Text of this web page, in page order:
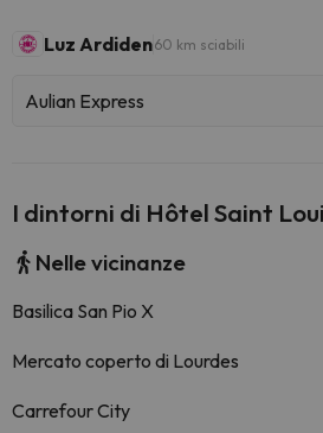
Luz Ardiden60 km sciabili
Aulian Express
I dintorni di Hôtel Saint
Nelle vicinanze
Basilica San Pio X
Mercato coperto di Lourdes
Carrefour City